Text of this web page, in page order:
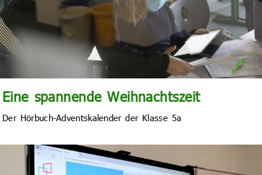
Eine spannende Weihnachtszeit
Der Hörbuch-Adventskalender der Klasse 5a